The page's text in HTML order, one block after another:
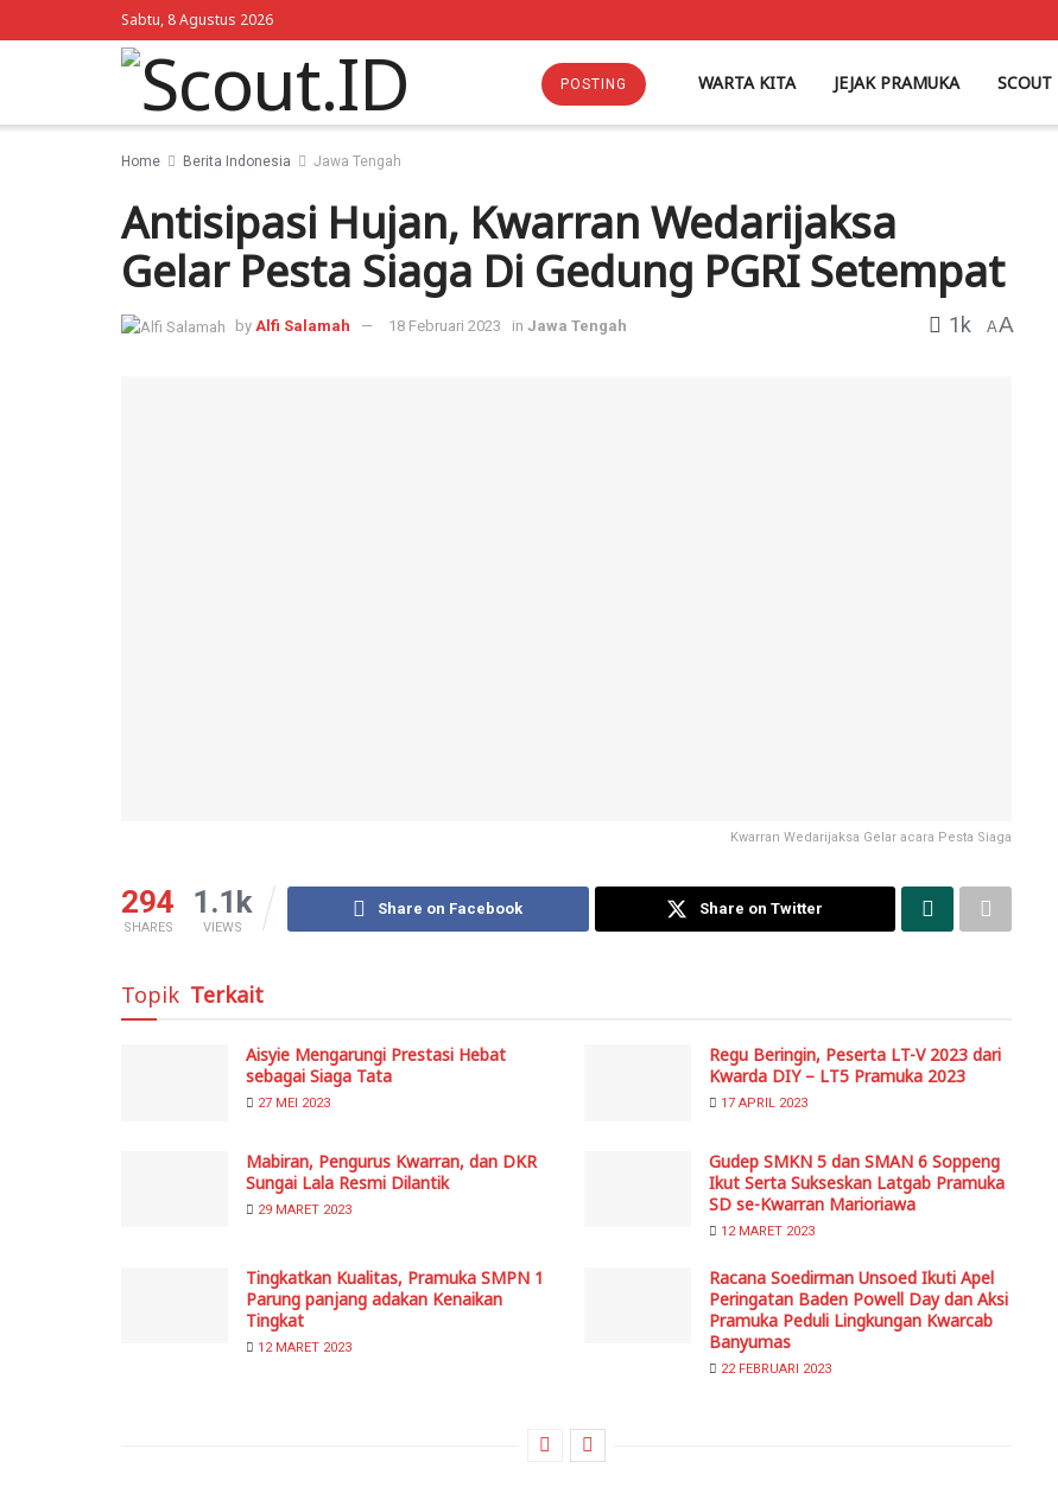
Sabtu, 8 Agustus 2026
POSTING WARTA KITA JEJAK PRAMUKA SCOUT
Home Berita Indonesia Jawa Tengah
Antisipasi Hujan, Kwarran Wedarijaksa
Gelar Pesta Siaga Di Gedung PGRI Setempat
by Alfi Salamah 18 Februari 2023 in Jawa Tengah 1k AA
Kwarran Wedarijaksa Gelar acara Pesta Siaga
294
SHARES
1.1k
VIEWS
Share on Facebook Share on Twitter
Topik Terkait
Aisyie Mengarungi Prestasi Hebat
sebagai Siaga Tata
27 MEI 2023
Regu Beringin, Peserta LT-V 2023 dari
Kwarda DIY – LT5 Pramuka 2023
17 APRIL 2023
Mabiran, Pengurus Kwarran, dan DKR
Sungai Lala Resmi Dilantik
29 MARET 2023
Gudep SMKN 5 dan SMAN 6 Soppeng
Ikut Serta Sukseskan Latgab Pramuka
SD se-Kwarran Marioriawa
12 MARET 2023
Tingkatkan Kualitas, Pramuka SMPN 1
Parung panjang adakan Kenaikan
Tingkat
12 MARET 2023
Racana Soedirman Unsoed Ikuti Apel
Peringatan Baden Powell Day dan Aksi
Pramuka Peduli Lingkungan Kwarcab
Banyumas
22 FEBRUARI 2023